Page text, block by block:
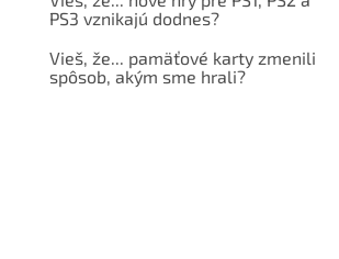
PS3 vznikajú dodnes?
Vieš, že... pamäťové karty zmenili
spôsob, akým sme hrali?